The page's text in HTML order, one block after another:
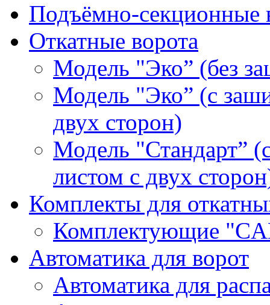
Подъёмно-секционные
Откатные ворота
Модель "Эко” (без
Модель "Эко” (с
двух сторон)
Модель "Стандарт”
листом с двух
Комплекты для
Комплектующие
Автоматика для ворот
Автоматика для